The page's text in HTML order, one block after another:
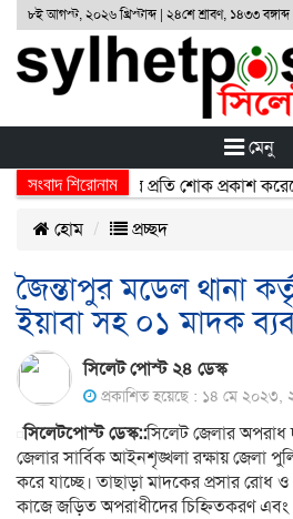
৮ই আগস্ট, ২০২৬ খ্রিস্টাব্দ | ২৪শে শ্রাবণ, ১৪৩৩ বঙ্গাব্দ
মেনু
সংবাদ শিরোনাম
নিহতদের প্রতি শোক প্রকাশ করেছেন
হোম
প্রচ্ছদ
জৈন্তাপুর মডেল থানা
ইয়াবা সহ ০১ মাদক
সিলেট পোস্ট ২৪ ডেস্ক
প্রকাশিত হয়েছে : ১৪ মে ২০২৩,
সিলেটপোস্ট ডেস্ক::সিলেট জেলার
জেলার সার্বিক আইনশৃঙ্খলা রক্ষায় জেলা
করে যাচ্ছে। তাছাড়া মাদকের প্রসার রোধ
কাজে জড়িত অপরাধীদের চিহ্নিতকরণ এবং